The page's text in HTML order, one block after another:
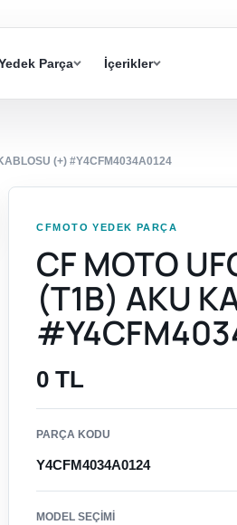
Parça İçerikler
(+) #Y4CFM4034A0124
CFMOTO YEDEK PARÇA
CF MOTO
(T1B) AKU
0 TL
PARÇA KODU
Y4CFM4034A0124
MODEL SEÇIMI